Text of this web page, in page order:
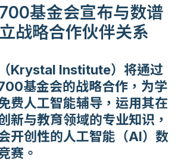
基金会宣布与数谱
战略合作伙伴关系
Krystal Institute）将通过
基金会的战略合作，为学
费人工智能辅导，运用其在
新与教育领域的专业知识，
开创性的人工智能（AI）数
赛。